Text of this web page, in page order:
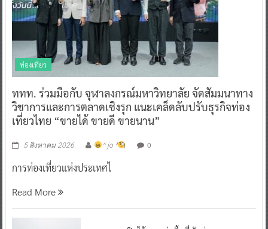
ท่องเที่ยว
ททท. ร่วมมือกับ จุฬาลงกรณ์มหาวิทยาลัย จัดสัมมนาทาง
วิชาการและการตลาดเชิงรุก แนะเคล็ดลับปรับธุรกิจท่อง
เที่ยวไทย “ขายได้ ขายดี ขายนาน”
5 สิงหาคม 2026 ^ jo ^ 0
การท่องเที่ยวแห่งประเทศไ
Read More